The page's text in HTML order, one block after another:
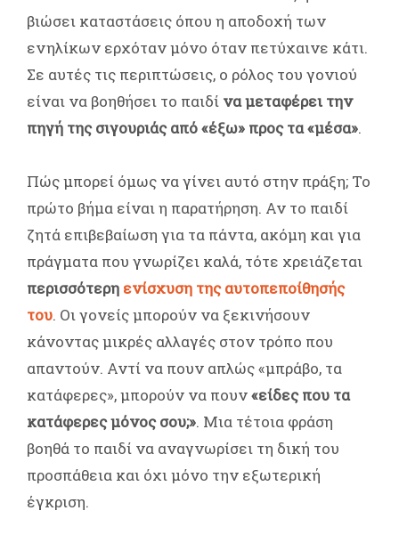
βιώσει καταστάσεις όπου η αποδοχή των
ενηλίκων ερχόταν μόνο όταν πετύχαινε κάτι.
Σε αυτές τις περιπτώσεις, ο ρόλος του γονιού
είναι να βοηθήσει το παιδί να μεταφέρει την
πηγή της σιγουριάς από «έξω» προς τα «μέσα».
Πώς μπορεί όμως να γίνει αυτό στην πράξη; Το
πρώτο βήμα είναι η παρατήρηση. Αν το παιδί
ζητά επιβεβαίωση για τα πάντα, ακόμη και για
πράγματα που γνωρίζει καλά, τότε χρειάζεται
περισσότερη ενίσχυση της αυτοπεποίθησής
του. Οι γονείς μπορούν να ξεκινήσουν
κάνοντας μικρές αλλαγές στον τρόπο που
απαντούν. Αντί να πουν απλώς «μπράβο, τα
κατάφερες», μπορούν να πουν«είδες που τα
κατάφερες μόνος σου;». Μια τέτοια φράση
βοηθά το παιδί να αναγνωρίσει τη δική του
προσπάθεια και όχι μόνο την εξωτερική
έγκριση.